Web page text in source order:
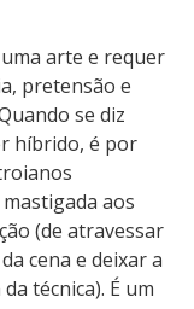
arte e requer
pretensão e
se diz
híbrido, é por
aos
(de atravessar
cena e deixar a
técnica). É um